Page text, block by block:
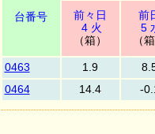
台番号
前々日
4 火
（箱）
前
5
（箱
0463 1.9
0464
14.4 -